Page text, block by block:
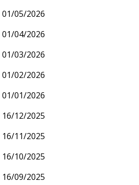
01/05/2026
01/04/2026
01/03/2026
01/02/2026
01/01/2026
16/12/2025
16/11/2025
16/10/2025
16/09/2025